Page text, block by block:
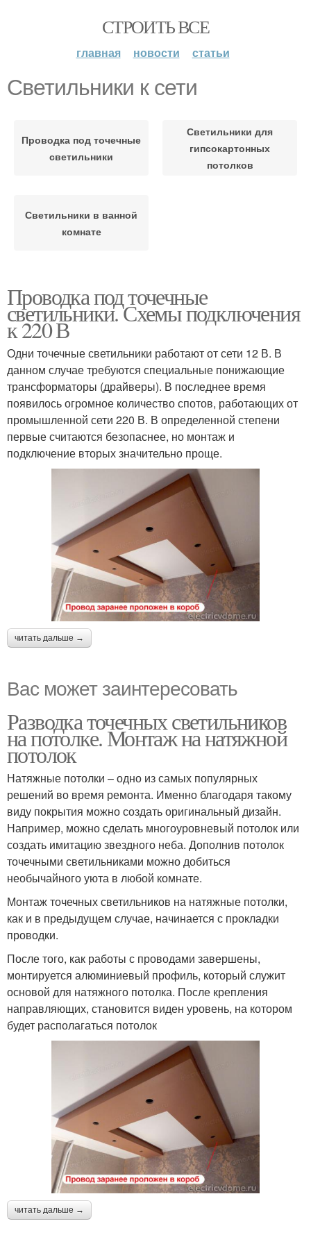
СТРОИТЬ ВСЕ
главная новости статьи
Светильники к сети
Проводка под точечные
светильники
Светильники для
гипсокартонных
потолков
Светильники в ванной
комнате
Проводка под точечные
светильники. Схемы подключения
к 220 В
Одни точечные светильники работают от сети 12 В. В
данном случае требуются специальные понижающие
трансформаторы (драйверы). В последнее время
появилось огромное количество спотов, работающих от
промышленной сети 220 В. В определенной степени
первые считаются безопаснее, но монтаж и
подключение вторых значительно проще.
читать дальше →
Вас может заинтересовать
Разводка точечных светильников
на потолке. Монтаж на натяжной
потолок
Натяжные потолки – одно из самых популярных
решений во время ремонта. Именно благодаря такому
виду покрытия можно создать оригинальный дизайн.
Например, можно сделать многоуровневый потолок или
создать имитацию звездного неба. Дополнив потолок
точечными светильниками можно добиться
необычайного уюта в любой комнате.
Монтаж точечных светильников на натяжные потолки,
как и в предыдущем случае, начинается с прокладки
проводки.
После того, как работы с проводами завершены,
монтируется алюминиевый профиль, который служит
основой для натяжного потолка. После крепления
направляющих, становится виден уровень, на котором
будет располагаться потолок
читать дальше →